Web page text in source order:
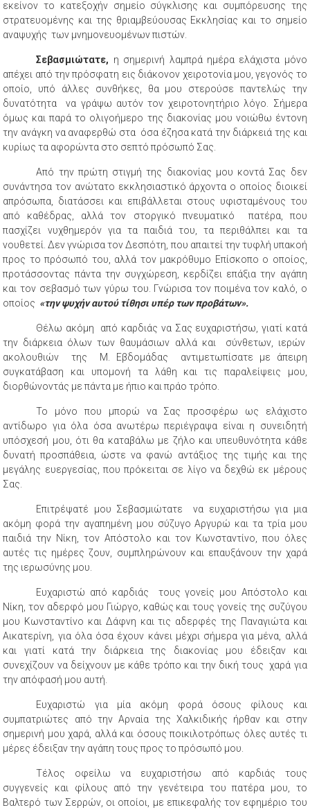
εκείνον το κατεξοχήν σημείο σύγκλισης και συμπόρευσης της
στρατευομένης και της θριαμβεύουσας Εκκλησίας και το σημείο
αναψυχής των μνημονευομένων πιστών.
Σεβασμιώτατε, η σημερινή λαμπρά ημέρα ελάχιστα μόνο
απέχει από την πρόσφατη εις διάκονον χειροτονία μου, γεγονός το
οποίο, υπό άλλες συνθήκες, θα μου στερούσε παντελώς την
δυνατότητα να γράψω αυτόν τον χειροτονητήριο λόγο. Σήμερα
όμως και παρά το ολιγοήμερο της διακονίας μου νοιώθω έντονη
την ανάγκη να αναφερθώ στα όσα έζησα κατά την διάρκειά της και
κυρίως τα αφορώντα στο σεπτό πρόσωπό Σας.
Από την πρώτη στιγμή της διακονίας μου κοντά Σας δεν
συνάντησα τον ανώτατο εκκλησιαστικό άρχοντα ο οποίος διοικεί
απρόσωπα, διατάσσει και επιβάλλεται στους υφισταμένους του
από καθέδρας, αλλά τον στοργικό πνευματικό πατέρα, που
πασχίζει νυχθημερόν για τα παιδιά του, τα περιθάλπει και τα
νουθετεί. Δεν γνώρισα τον Δεσπότη, που απαιτεί την τυφλή υπακοή
προς το πρόσωπό του, αλλά τον μακρόθυμο Επίσκοπο ο οποίος,
προτάσσοντας πάντα την συγχώρεση, κερδίζει επάξια την αγάπη
και τον σεβασμό των γύρω του. Γνώρισα τον ποιμένα τον καλό, ο
οποίος «την ψυχήν αυτού τίθησι υπέρ των προβάτων».
Θέλω ακόμη από καρδιάς να Σας ευχαριστήσω, γιατί κατά
την διάρκεια όλων των θαυμάσιων αλλά και σύνθετων, ιερών
ακολουθιών της Μ. Εβδομάδας αντιμετωπίσατε με άπειρη
συγκατάβαση και υπομονή τα λάθη και τις παραλείψεις μου,
διορθώνοντάς με πάντα με ήπιο και πράο τρόπο.
Το μόνο που μπορώ να Σας προσφέρω ως ελάχιστο
αντίδωρο για όλα όσα ανωτέρω περιέγραψα είναι η συνειδητή
υπόσχεσή μου, ότι θα καταβάλω με ζήλο και υπευθυνότητα κάθε
δυνατή προσπάθεια, ώστε να φανώ αντάξιος της τιμής και της
μεγάλης ευεργεσίας, που πρόκειται σε λίγο να δεχθώ εκ μέρους
Σας.
Επιτρέψατέ μου Σεβασμιώτατε να ευχαριστήσω για μια
ακόμη φορά την αγαπημένη μου σύζυγο Αργυρώ και τα τρία μου
παιδιά την Νίκη, τον Απόστολο και τον Κωνσταντίνο, που όλες
αυτές τις ημέρες ζουν, συμπληρώνουν και επαυξάνουν την χαρά
της ιερωσύνης μου.
Ευχαριστώ από καρδιάς τους γονείς μου Απόστολο και
Νίκη, τον αδερφό μου Γιώργο, καθώς και τους γονείς της συζύγου
μου Κωνσταντίνο και Δάφνη και τις αδερφές της Παναγιώτα και
Αικατερίνη, για όλα όσα έχουν κάνει μέχρι σήμερα για μένα, αλλά
και γιατί κατά την διάρκεια της διακονίας μου έδειξαν και
συνεχίζουν να δείχνουν με κάθε τρόπο και την δική τους χαρά για
την απόφασή μου αυτή.
Ευχαριστώ για μία ακόμη φορά όσους φίλους και
συμπατριώτες από την Αρναία της Χαλκιδικής ήρθαν και στην
σημερινή μου χαρά, αλλά και όσους ποικιλοτρόπως όλες αυτές τι
μέρες έδειξαν την αγάπη τους προς το πρόσωπό μου.
Τέλος οφείλω να ευχαριστήσω από καρδιάς τους
συγγενείς και φίλους από την γενέτειρα του πατέρα μου, το
Βαλτερό των Σερρών, οι οποίοι, με επικεφαλής τον εφημέριο του